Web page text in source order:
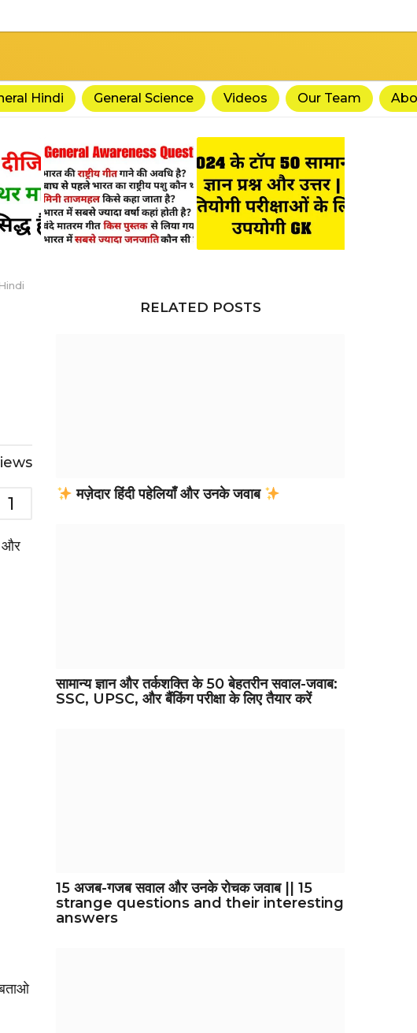
Hindi General Science Videos Our Team
1
और
RELATED POSTS
मज़ेदार हिंदी पहेलियाँ और उनके जवाब
सामान्य ज्ञान और तर्कशक्ति के 50 बेहतरीन सवाल-जवाब:
SSC, UPSC, और बैंकिंग परीक्षा के लिए तैयार करें
15 अजब-गजब सवाल और उनके रोचक जवाब || 15
strange questions and their interesting
answers